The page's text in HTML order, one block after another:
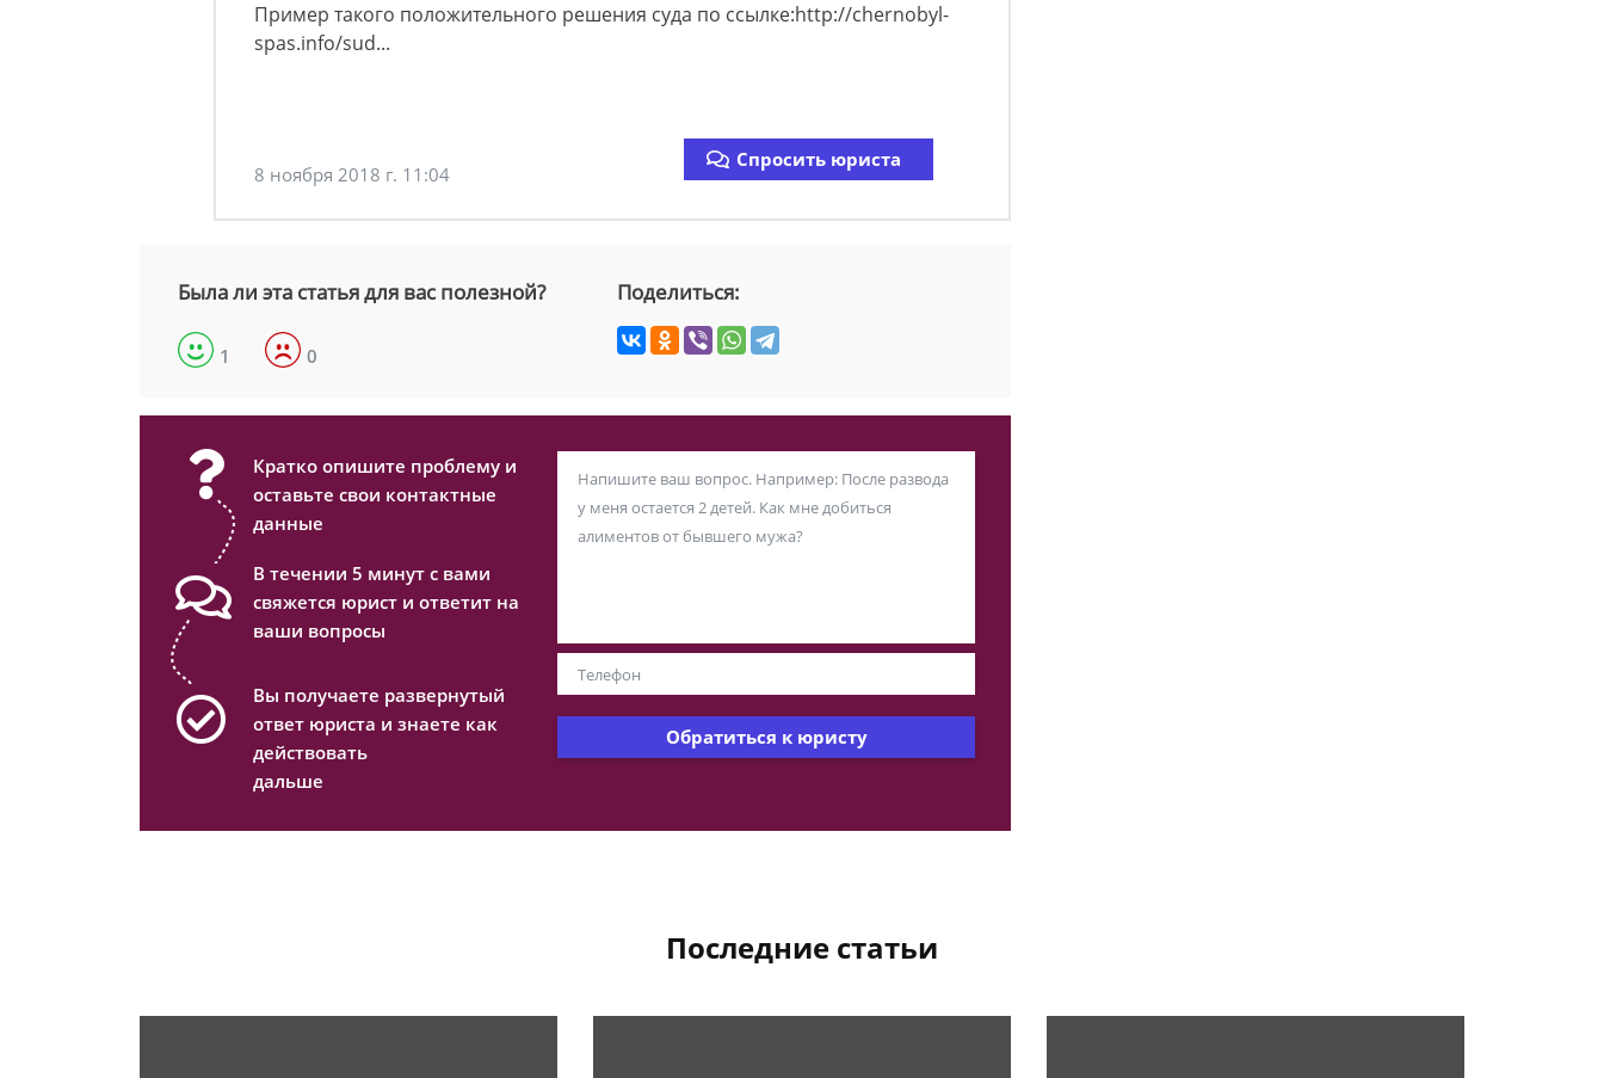
Пример такого положительного решения суда по ссылке:http://chernobyl-
spas.info/sud...
8 ноября 2018 г. 11:04
Спросить юриста
Была ли эта статья для вас полезной?
1 0
Поделиться:
Кратко опишите проблему и
оставьте свои контактные
данные
В течении 5 минут с вами
свяжется юрист и ответит на
ваши вопросы
Вы получаете развернутый
ответ юриста и знаете как
действовать
дальше
Обратиться к юристу
Последние статьи